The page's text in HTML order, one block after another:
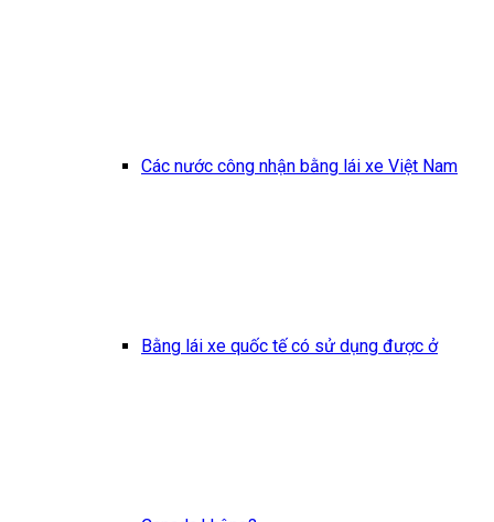
Các nước công nhận bằng lái xe Việt Nam
Bằng lái xe quốc tế có sử dụng được ở